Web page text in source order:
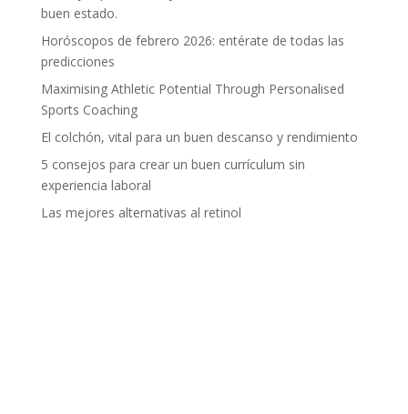
buen estado.
Horóscopos de febrero 2026: entérate de todas las
predicciones
Maximising Athletic Potential Through Personalised
Sports Coaching
El colchón, vital para un buen descanso y rendimiento
5 consejos para crear un buen currículum sin
experiencia laboral
Las mejores alternativas al retinol